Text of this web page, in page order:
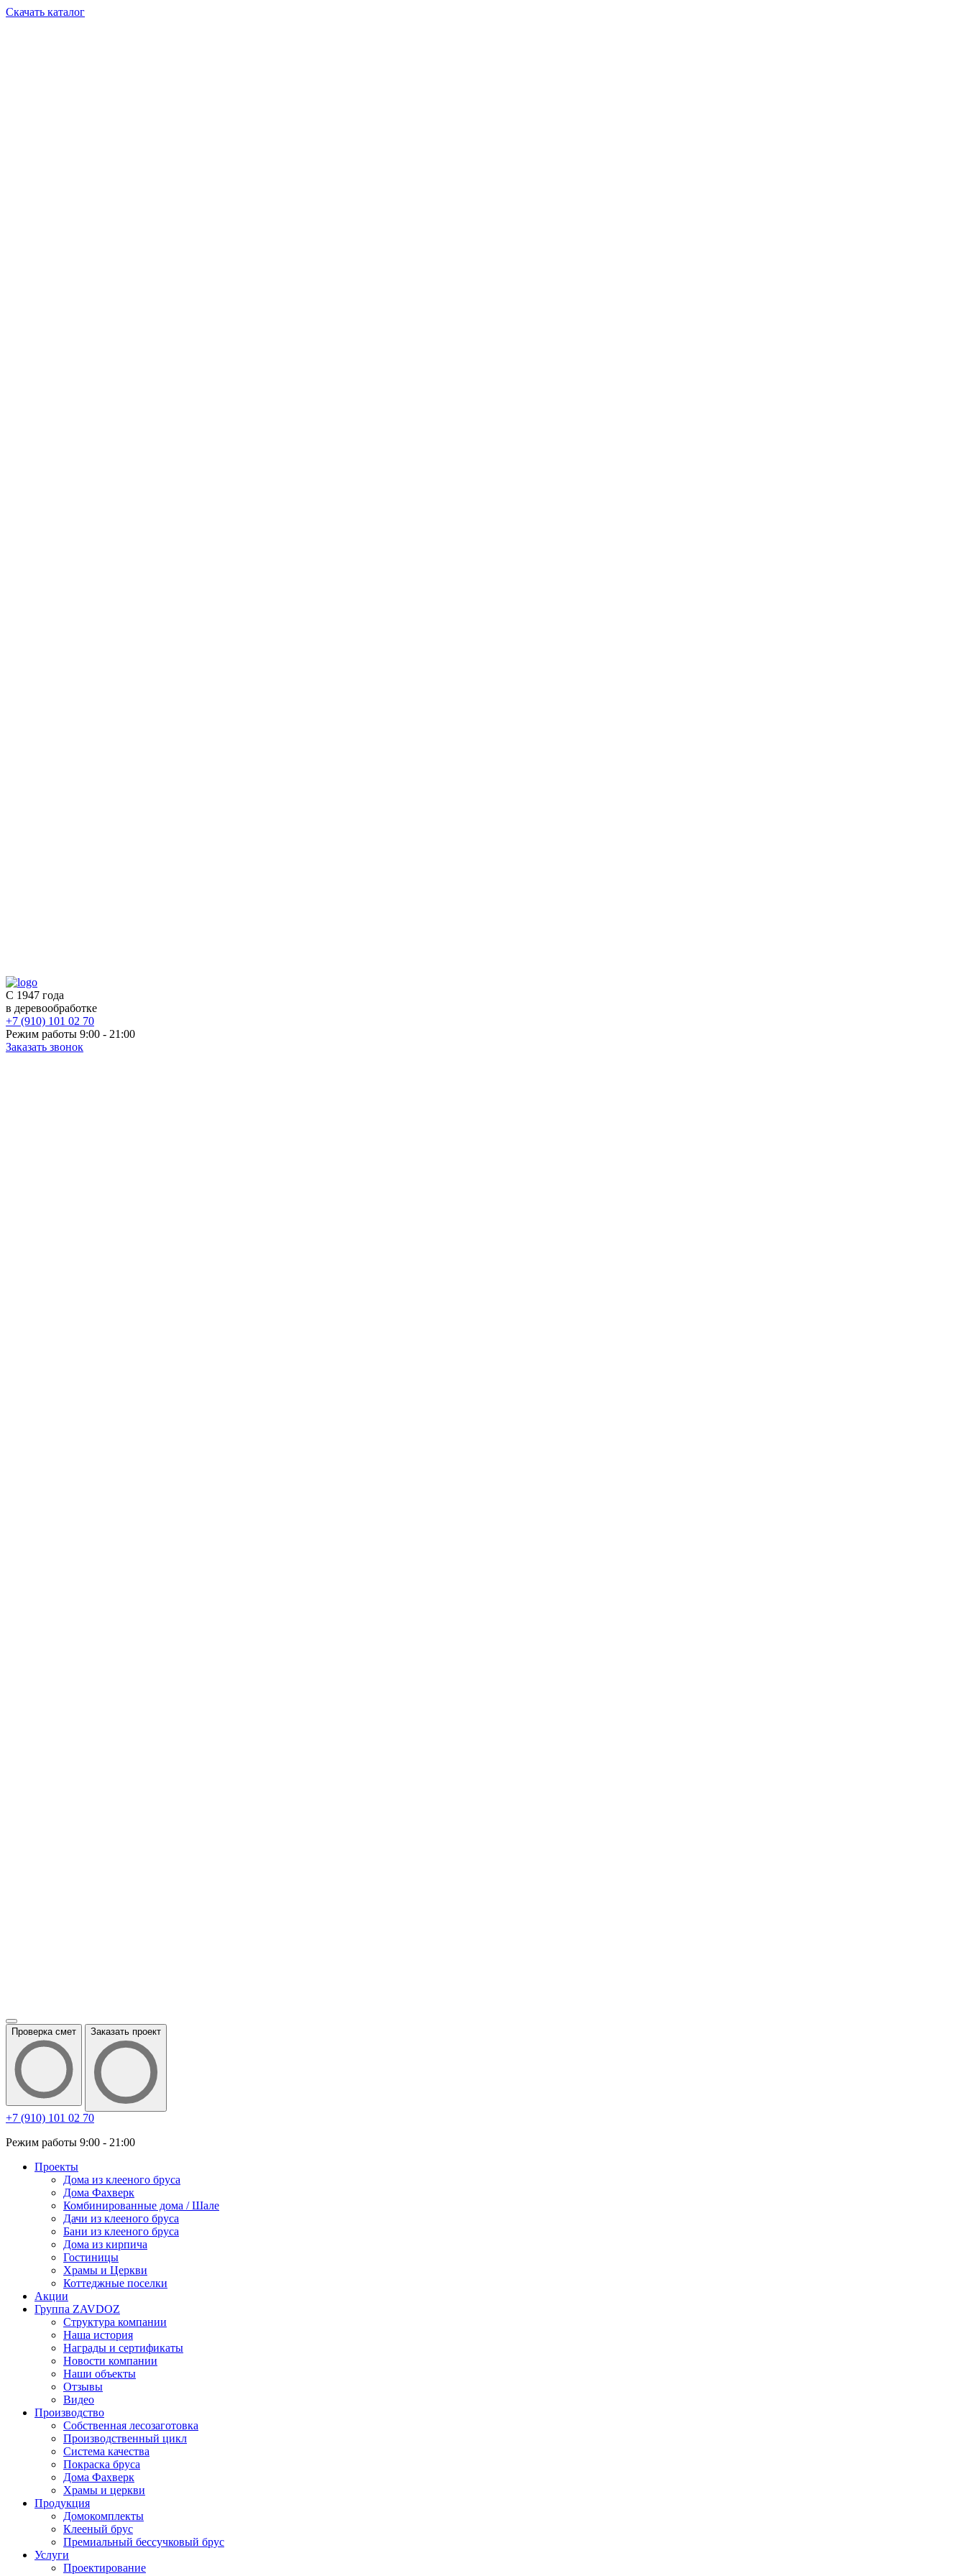
Скачать каталог
С 1947 года
в деревообработке
+7 (910) 101 02 70
Режим работы 9:00 - 21:00
Заказать звонок
Проверка смет Заказать проект
+7 (910) 101 02 70
Режим работы 9:00 - 21:00
Проекты
Дома из клееного бруса
Дома Фахверк
Комбинированные дома / Шале
Дачи из клееного бруса
Бани из клееного бруса
Дома из кирпича
Гостиницы
Храмы и Церкви
Коттеджные поселки
Акции
Группа ZAVDOZ
Структура компании
Наша история
Награды и сертификаты
Новости компании
Наши объекты
Отзывы
Видео
Производство
Собственная лесозаготовка
Производственный цикл
Система качества
Покраска бруса
Дома Фахверк
Храмы и церкви
Продукция
Домокомплекты
Клееный брус
Премиальный бессучковый брус
Услуги
Проектирование